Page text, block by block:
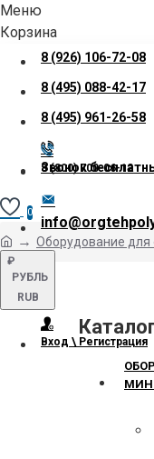
Меню
Корзина
8 (926) 106-72-08
8 (495) 088-42-17
8 (495) 961-26-58
Звонок
₽
РУБЛЬ
RUB
Вход \ Регистрация
8 (800) 700-06-12
0
Оборудование